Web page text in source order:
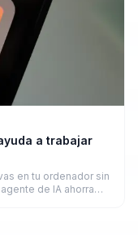
a trabajar
en tu ordenador sin
de IA ahorra